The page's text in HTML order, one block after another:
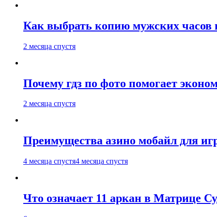
Как выбрать копию мужских часов
2 месяца спустя
Почему гдз по фото помогает
2 месяца спустя
Преимущества азино мобайл для
4 месяца спустя4 месяца спустя
Что означает 11 аркан в Матрице